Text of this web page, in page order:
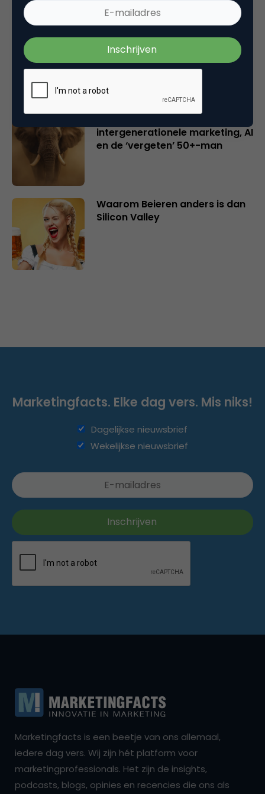
Creatieve sector als aanjager
van innovatie en ontsluiter en
verbinder van industrieën
belangrijker en urgenter dan
ooit
intergenerationele marketing, AI
en de ‘vergeten’ 50+-man
Waarom Beieren anders is dan
Silicon Valley
Marketingfacts. Elke dag vers. Mis niks!
Dagelijkse nieuwsbrief
Wekelijkse nieuwsbrief
Marketingfacts is een beetje van ons allemaal,
iedere dag vers. Wij zijn hét platform voor
marketingprofessionals. Het zijn de insights,
podcasts, blogs, opinies en recencies die ons als